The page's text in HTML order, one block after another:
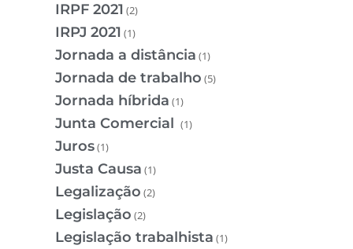
IRPF 2021 (2)
IRPJ 2021 (1)
Jornada a distância (1)
Jornada de trabalho (5)
Jornada híbrida (1)
Junta Comercial (1)
Juros(1)
Justa Causa (1)
Legalização (2)
Legislação (2)
Legislação trabalhista (1)